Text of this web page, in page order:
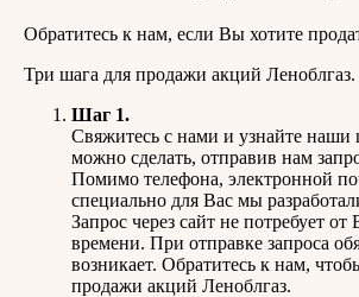
Обратитесь к нам, если Вы хотите
Три шага для продажи акций Леноблгаз.
Шаг 1.
Свяжитесь с нами и узнайте
можно сделать, отправив нам
Помимо телефона, электронной
специально для Вас мы
Запрос через сайт не потребует
времени. При отправке запроса
возникает. Обратитесь к нам,
продажи акций Леноблгаз.